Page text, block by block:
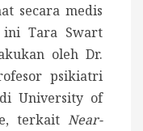
secara medis
Tara Swart
oleh Dr.
psikiatri
University of
terkait Near-